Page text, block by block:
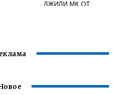
ДЖИЛИ МК ОТ